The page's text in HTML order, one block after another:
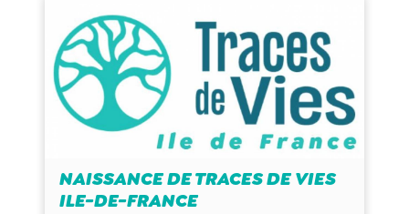
NAISSANCE DE TRACES DE VIES
ILE-DE-FRANCE